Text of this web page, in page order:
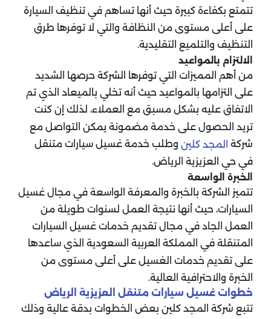
تتمتع بكفاءة كبيرة حيث أنها تساهم في تنظيف السيارة
على أعلى مستوى من النظافة والتي لا توفرها طرق
التنظيف والتلميع التقليدية.
الالتزام بالمواعيد
من أهم المميزات التي توفرها الشركة حرصها الشديد
على التزامها بالمواعيد حيث أنه تخلي بالميعاد الذي تم
الاتفاق عليه بشكل مسبق مع العملاء، لذلك إن كنت
تريد الحصول على خدمة مضمونة يمكن التواصل مع
شركة المجد كلين وطلب خدمة غسيل سيارات متنقل
في حي العزيزية الرياض.
الخبرة الواسعة
تتميز الشركة بالخبرة والمعرفة الواسعة في مجال غسيل
السيارات، حيث أنها نتيجة العمل لسنوات طويلة من
العمل الجاد في مجال تقديم خدمات غسيل السيارات
المتنقلة في المملكة العربية السعودية الذي ساعدها
على تقديم خدمات الغسيل على أعلى مستوى من
الخبرة والاحترافية العالية.
خطوات غسيل سيارات متنقل العزيزية الرياض
تتبع شركة المجد كلين بعض الخطوات بدقة عالية وذلك